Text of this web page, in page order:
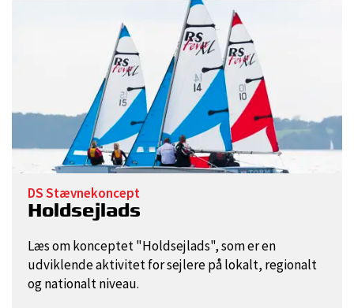
DS Stævnekoncept
Holdsejlads
Læs om konceptet "Holdsejlads", som er en
udviklende aktivitet for sejlere på lokalt, regionalt
og nationalt niveau.